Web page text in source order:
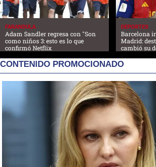
FARANDULA
Adam Sandler regresa con "Son
como niños 3: esto es lo que
confirmó Netflix
DEPORTES
Barcelona
Madrid:
cambió su
CONTENIDO PROMOCIONADO